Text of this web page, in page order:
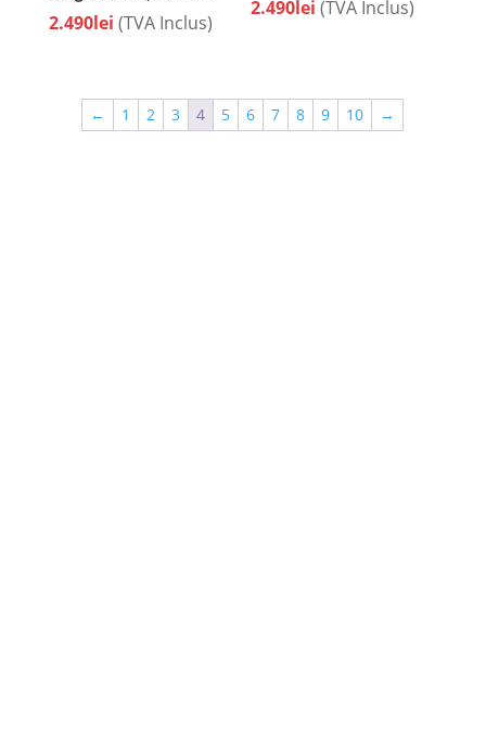
2.490lei (TVA Inclus)
2.490lei (TVA Inclus)
← 1 2 3 4 5 6 7 8 9 10 →